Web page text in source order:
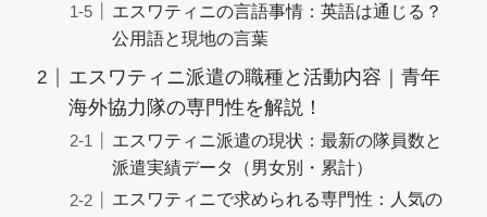
エスワティニの言語事情：英語は通じる？
公用語と現地の言葉
エスワティニ派遣の職種と活動内容｜青年
海外協力隊の専門性を解説！
エスワティニ派遣の現状：最新の隊員数と
派遣実績データ（男女別・累計）
エスワティニで求められる専門性：人気の